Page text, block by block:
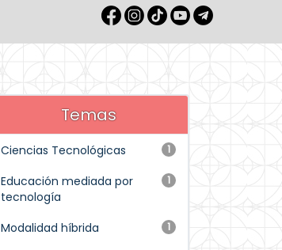
Temas
1
Ciencias Tecnológicas
1
Educación mediada por
tecnología
1
Modalidad híbrida